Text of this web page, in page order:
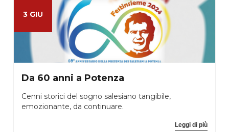
3 GIU
Da 60 anni a Potenza
Cenni storici del sogno salesiano tangibile,
emozionante, da continuare.
Leggi di più